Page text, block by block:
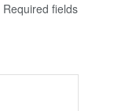
Required fields